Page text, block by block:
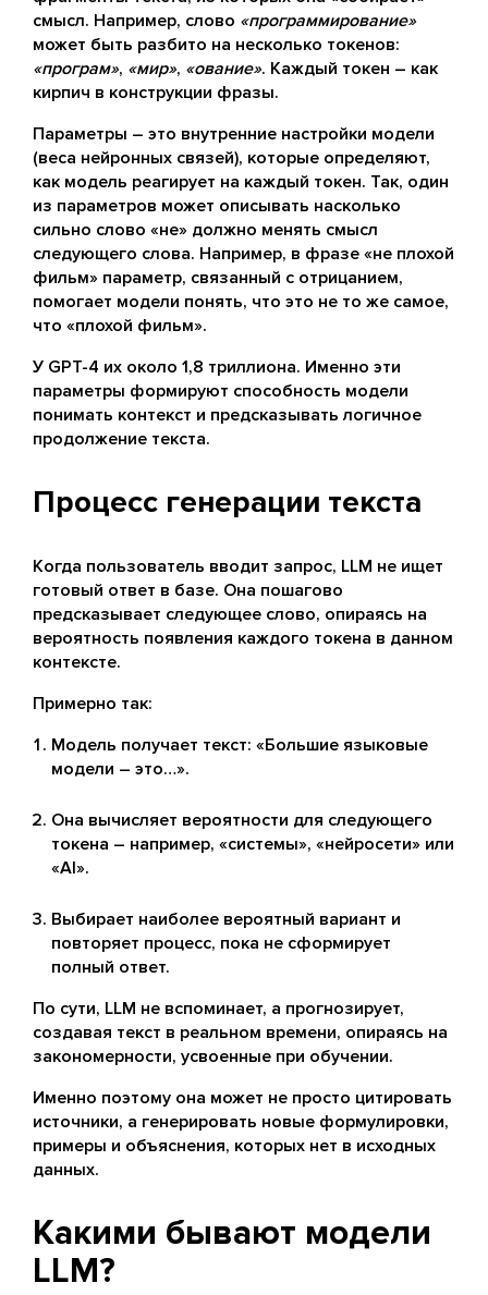
смысл. Например, слово «программирование»
может быть разбито на несколько токенов:
«програм», «мир», «ование». Каждый токен – как
кирпич в конструкции фразы.
Параметры – это внутренние настройки модели
(веса нейронных связей), которые определяют,
как модель реагирует на каждый токен. Так, один
из параметров может описывать насколько
сильно слово «не» должно менять смысл
следующего слова. Например, в фразе «не плохой
фильм» параметр, связанный с отрицанием,
помогает модели понять, что это не то же самое,
что «плохой фильм».
У GPT-4 их около 1,8 триллиона. Именно эти
параметры формируют способность модели
понимать контекст и предсказывать логичное
продолжение текста.
Процесс генерации текста
Когда пользователь вводит запрос, LLM не ищет
готовый ответ в базе. Она пошагово
предсказывает следующее слово, опираясь на
вероятность появления каждого токена в данном
контексте.
Примерно так:
Модель получает текст: «Большие языковые
модели – это…».
Она вычисляет вероятности для следующего
токена – например, «системы», «нейросети» или
«AI».
Выбирает наиболее вероятный вариант и
повторяет процесс, пока не сформирует
полный ответ.
По сути, LLM не вспоминает, а прогнозирует,
создавая текст в реальном времени, опираясь на
закономерности, усвоенные при обучении.
Именно поэтому она может не просто цитировать
источники, а генерировать новые формулировки,
примеры и объяснения, которых нет в исходных
данных.
Какими бывают модели
LLM?